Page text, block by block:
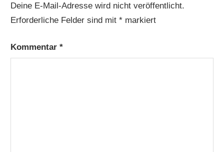
Deine E-Mail-Adresse wird nicht veröffentlicht.
Erforderliche Felder sind mit* markiert
Kommentar*